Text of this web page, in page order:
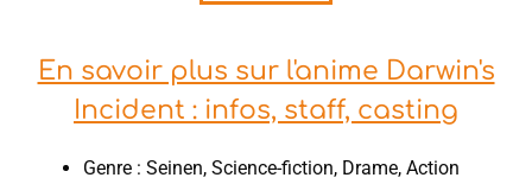
En savoir plus sur l'anime Darwin's
Incident : infos, staff, casting
Genre : Seinen, Science-fiction, Drame, Action